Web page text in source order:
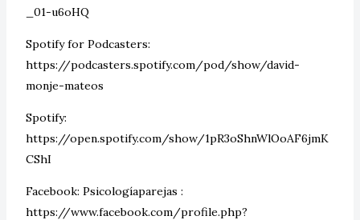
_01-u6oHQ
Spotify for Podcasters:
https://podcasters.spotify.com/pod/show/david-
monje-mateos
Spotify:
https://open.spotify.com/show/1pR3oShnWlOoAF6jmK
CShI
Facebook: Psicologíaparejas :
https://www.facebook.com/profile.php?